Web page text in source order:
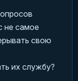
не самое
свою
их службу?